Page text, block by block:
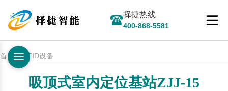
择捷热线
400-868-5581
首页 > RFID设备
吸顶式室内定位基站ZJJ-15